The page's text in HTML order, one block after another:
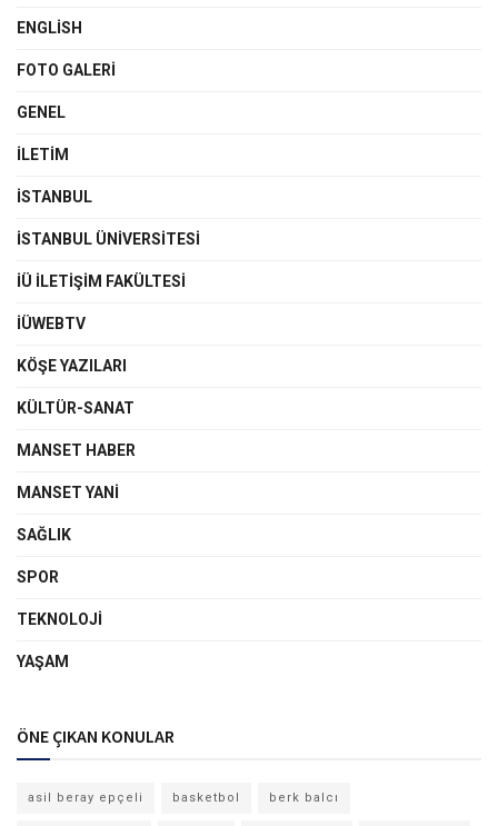
ENGLISH
FOTO GALERI
GENEL
İLETIM
İSTANBUL
İSTANBUL ÜNIVERSITESI
İÜ İLETIŞIM FAKÜLTESI
İÜWEBTV
KÖŞE YAZILARI
KÜLTÜR-SANAT
MANSET HABER
MANSET YANI
SAĞLIK
SPOR
TEKNOLOJI
YAŞAM
ÖNE ÇIKAN KONULAR
asil beray epçeli basketbol berk balcı